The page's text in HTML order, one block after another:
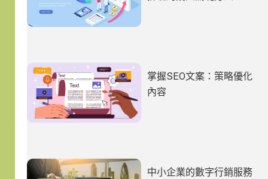
掌握SEO文案：策略優化
內容
中小企業的數字行銷服務